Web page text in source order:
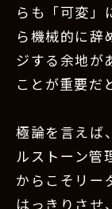
らも「可変」
ら機械的に辞
ジする余地が
ことが重要だ
極論を言えば
ルストーン管
からこそリー
はっきりさせ